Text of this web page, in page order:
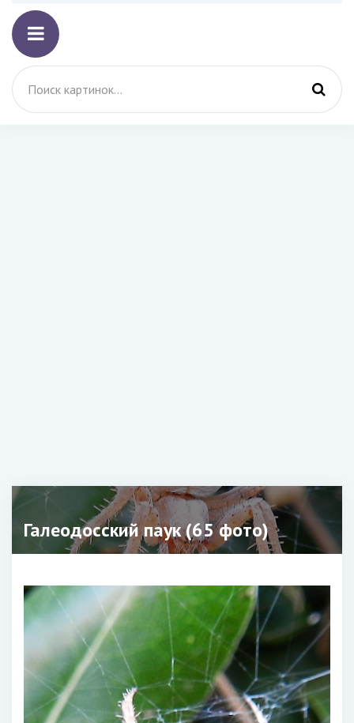
Галеодосский паук (65 фото)